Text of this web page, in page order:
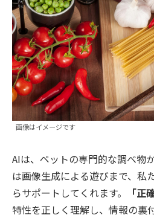
画像はイメージです
AIは、ペットの専門的な調べ物
は画像生成による遊びまで、私
らサポートしてくれます。
「正
特性を正しく理解し、情報の裏